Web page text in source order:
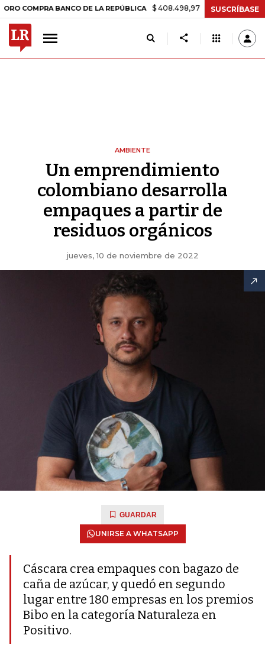
BANCO DE LA REPÚBLICA $ 408.498,97 +$ 8.753,81 +2,19%
SUSCRÍBASE
AMBIENTE
Un emprendimiento
colombiano desarrolla
empaques a partir de
residuos orgánicos
jueves, 10 de noviembre de 2022
GUARDAR
UNIRSE A WHATSAPP
Cáscara crea empaques con bagazo de
caña de azúcar, y quedó en segundo
lugar entre 180 empresas en los premios
Bibo en la categoría Naturaleza en
Positivo.